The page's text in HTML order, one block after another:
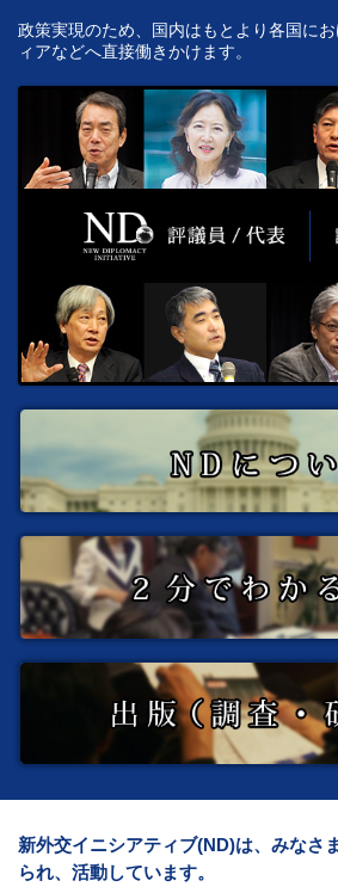
政策実現のため、国内はもとより各国に
ィアなどへ直接働きかけます。
新外交イニシアティブ(ND)は、みなさ
られ、活動しています。